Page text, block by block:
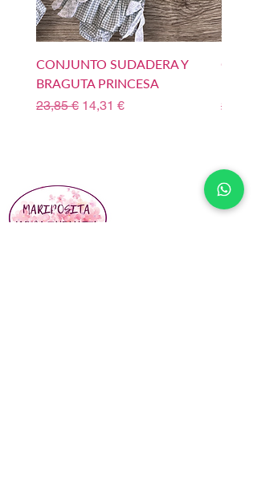
CONJUNTO SUDADERA Y
BRAGUTA PRINCESA
Precio
23,85 € Precio de oferta
14,31 €
Precio
23,85 €